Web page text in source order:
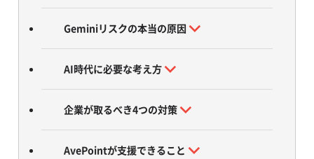
Geminiリスクの本当の原因
AI時代に必要な考え方
企業が取るべき4つの対策
AvePointが支援できること